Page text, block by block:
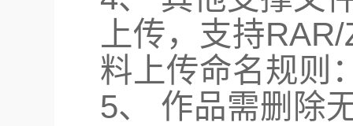
上传，支持
料上传命名规则
5、 作品需删除